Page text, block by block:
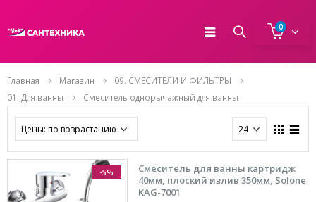
0
Главная Магазин
09. СМЕСИТЕЛИ И ФИЛЬТРЫ
01. Для ванны
Смеситель однорычажный для ванны
-5%
Смеситель для ванны картридж
40мм, плоский излив 350мм, Solone
KAG-7001